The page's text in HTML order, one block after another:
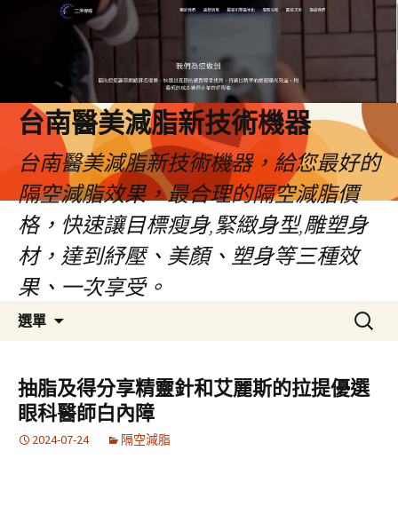
台南醫美減脂新技術機器
台南醫美減脂新技術機器，給您最好的
隔空減脂效果，最合理的隔空減脂價
格，快速讓目標瘦身,緊緻身型,雕塑身
材，達到紓壓、美顏、塑身等三種效
果、一次享受。
選單
容
搜
尋
鍵
字:
抽脂及得分享精靈針和艾麗斯的拉提優選
眼科醫師白內障
2024-07-24 隔空減脂